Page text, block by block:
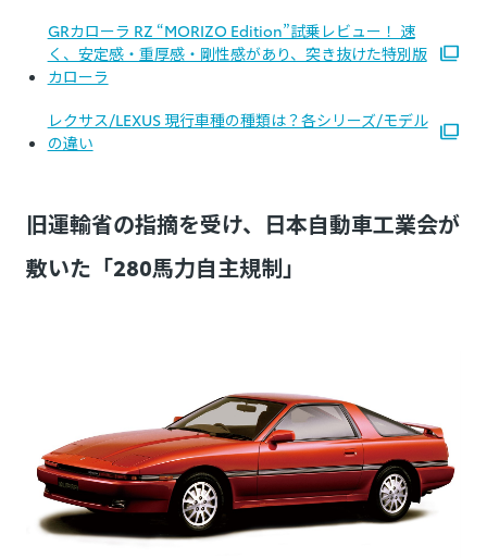
GRカローラ RZ “MORIZO Edition”試乗レビュー！ 速
く、安定感・重厚感・剛性感があり、突き抜けた特別版
カローラ
レクサス/LEXUS 現行車種の種類は？各シリーズ/モデル
の違い
旧運輸省の指摘を受け、日本自動車工業会が
敷いた「280馬力自主規制」